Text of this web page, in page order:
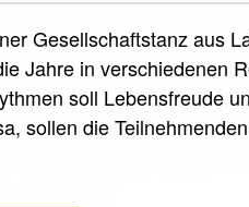
Gesellschaftstanz aus
Jahre in verschiedenen
soll Lebensfreude
sollen die